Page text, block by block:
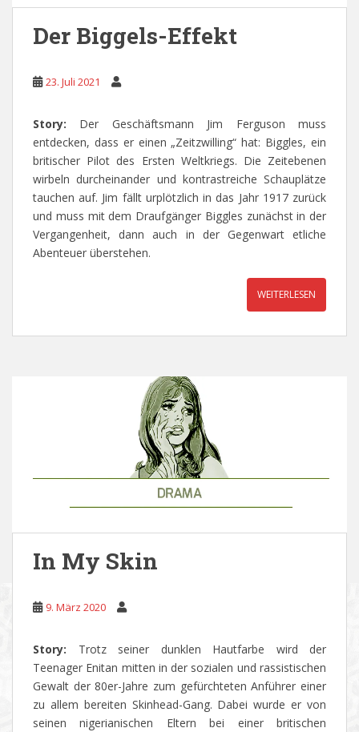
Der Biggels-Effekt
23. Juli 2021
Story: Der Geschäftsmann Jim Ferguson muss
entdecken, dass er einen „Zeitzwilling“ hat: Biggles, ein
britischer Pilot des Ersten Weltkriegs. Die Zeitebenen
wirbeln durcheinander und kontrastreiche Schauplätze
tauchen auf. Jim fällt urplötzlich in das Jahr 1917 zurück
und muss mit dem Draufgänger Biggles zunächst in der
Vergangenheit, dann auch in der Gegenwart etliche
Abenteuer überstehen.
WEITERLESEN
In My Skin
9. März 2020
Story: Trotz seiner dunklen Hautfarbe wird der
Teenager Enitan mitten in der sozialen und rassistischen
Gewalt der 80er-Jahre zum gefürchteten Anführer einer
zu allem bereiten Skinhead-Gang. Dabei wurde er von
seinen nigerianischen Eltern bei einer britischen